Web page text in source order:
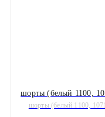
шорты (белый 1100,
шорты (белый 1100,